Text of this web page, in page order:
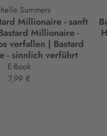
Summers
Millionaire - sanft
Millionaire -
verfallen | Bastard
- sinnlich verführt
E-Book
7,99 €